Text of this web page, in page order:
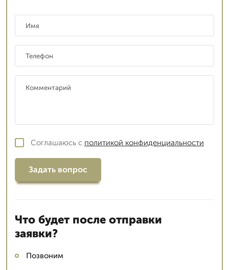
Соглашаюсь с политикой конфиденциальности
Задать вопрос
Что будет после отправки
заявки?
Позвоним